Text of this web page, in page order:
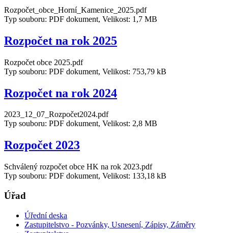
Rozpočet_obce_Horní_Kamenice_2025.pdf
Typ souboru: PDF dokument, Velikost: 1,7 MB
Rozpočet na rok 2025
Rozpočet obce 2025.pdf
Typ souboru: PDF dokument, Velikost: 753,79 kB
Rozpočet na rok 2024
2023_12_07_Rozpočet2024.pdf
Typ souboru: PDF dokument, Velikost: 2,8 MB
Rozpočet 2023
Schválený rozpočet obce HK na rok 2023.pdf
Typ souboru: PDF dokument, Velikost: 133,18 kB
Úřad
Úřední deska
Zastupitelstvo - Pozvánky, Usnesení, Zápisy, Záměry